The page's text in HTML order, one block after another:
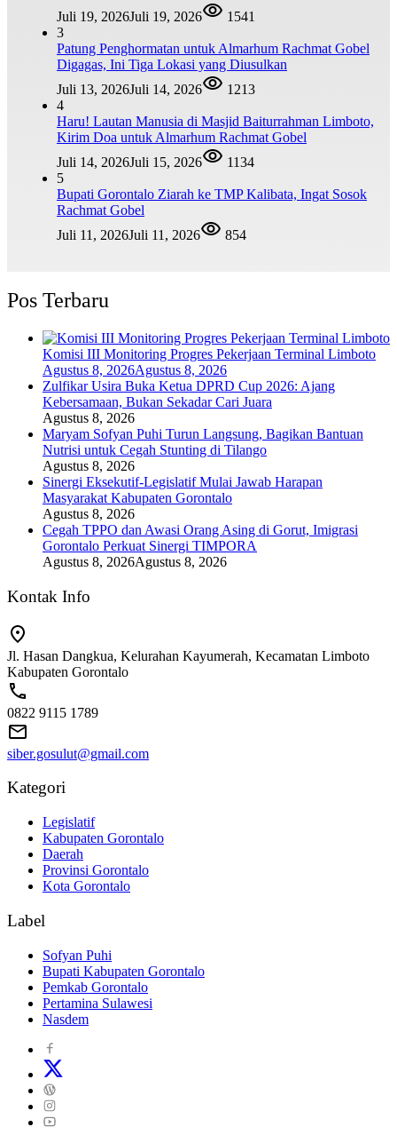
Juli 19, 2026Juli 19, 2026
1541
3
Patung Penghormatan untuk Almarhum Rachmat Gobel
Digagas, Ini Tiga Lokasi yang Diusulkan
Juli 13, 2026Juli 14, 2026
1213
4
Haru! Lautan Manusia di Masjid Baiturrahman Limboto,
Kirim Doa untuk Almarhum Rachmat Gobel
Juli 14, 2026Juli 15, 2026
1134
5
Bupati Gorontalo Ziarah ke TMP Kalibata, Ingat Sosok
Rachmat Gobel
Juli 11, 2026Juli 11, 2026 854
Pos Terbaru
Komisi III Monitoring Progres Pekerjaan Terminal Limboto
Agustus 8, 2026Agustus 8, 2026
Zulfikar Usira Buka Ketua DPRD Cup 2026: Ajang
Kebersamaan, Bukan Sekadar Cari Juara
Agustus 8, 2026
Maryam Sofyan Puhi Turun Langsung, Bagikan Bantuan
Nutrisi untuk Cegah Stunting di Tilango
Agustus 8, 2026
Sinergi Eksekutif-Legislatif Mulai Jawab Harapan
Masyarakat Kabupaten Gorontalo
Agustus 8, 2026
Cegah TPPO dan Awasi Orang Asing di Gorut, Imigrasi
Gorontalo Perkuat Sinergi TIMPORA
Agustus 8, 2026Agustus 8, 2026
Kontak Info
Jl. Hasan Dangkua, Kelurahan Kayumerah, Kecamatan Limboto
Kabupaten Gorontalo
0822 9115 1789
siber.gosulut@gmail.com
Kategori
Legislatif
Kabupaten Gorontalo
Daerah
Provinsi Gorontalo
Kota Gorontalo
Label
Sofyan Puhi
Bupati Kabupaten Gorontalo
Pemkab Gorontalo
Pertamina Sulawesi
Nasdem